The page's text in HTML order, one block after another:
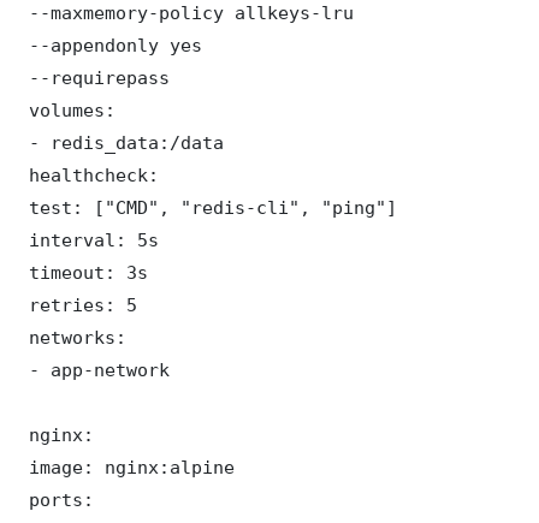
--maxmemory-policy allkeys-lru
--appendonly yes
--requirepass
volumes:
- redis_data:/data
healthcheck:
test: ["CMD", "redis-cli", "ping"]
interval: 5s
timeout: 3s
retries: 5
networks:
- app-network
nginx:
image: nginx:alpine
ports: